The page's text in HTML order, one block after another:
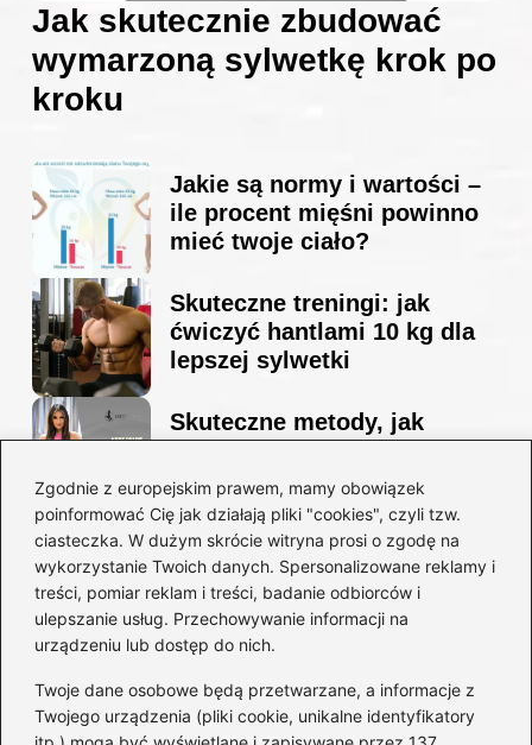
Zgodnie z europejskim prawem, mamy obowiązek
poinformować Cię jak działają pliki "cookies", czyli tzw.
ciasteczka. W dużym skrócie witryna prosi o zgodę na
wykorzystanie Twoich danych. Spersonalizowane reklamy i
treści, pomiar reklam i treści, badanie odbiorców i
ulepszanie usług. Przechowywanie informacji na
urządzeniu lub dostęp do nich.
Twoje dane osobowe będą przetwarzane, a informacje z
Twojego urządzenia (pliki cookie, unikalne identyfikatory
Jak skutecznie zbudować
wymarzoną sylwetkę krok po
kroku
Jakie są normy i wartości –
ile procent mięśni powinno
mieć twoje ciało?
Skuteczne treningi: jak
ćwiczyć hantlami 10 kg dla
lepszej sylwetki
Skuteczne metody, jak
sylwetkę w zaledwie 90 dni
Idealny garnitur: jak dobrać
go do swojej sylwetki?
Kategorie